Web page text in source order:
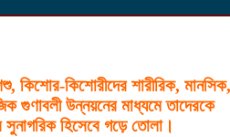
কিশোর-কিশোরীদের শারীরিক, মানসিক,
গুণাবলী উন্নয়নের মাধ্যমে তাদেরকে
সুনাগরিক হিসেবে গড়ে তোলা।